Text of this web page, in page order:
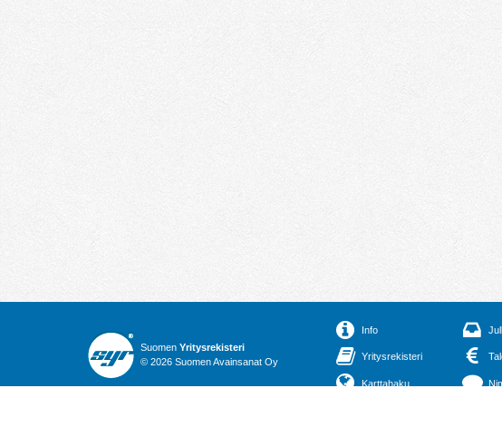
Suomen Yritysrekisteri
© 2026 Suomen Avainsanat Oy
Info
Yritysrekisteri
Karttahaku